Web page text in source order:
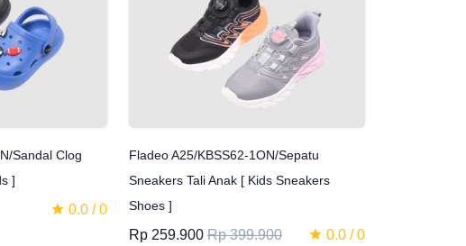
Sandal Clog
]
0.0 / 0
Fladeo A25/KBSS62-1ON/Sepatu
Sneakers Tali Anak [ Kids Sneakers
Shoes ]
Rp 259.900 Rp 399.900 0.0 / 0